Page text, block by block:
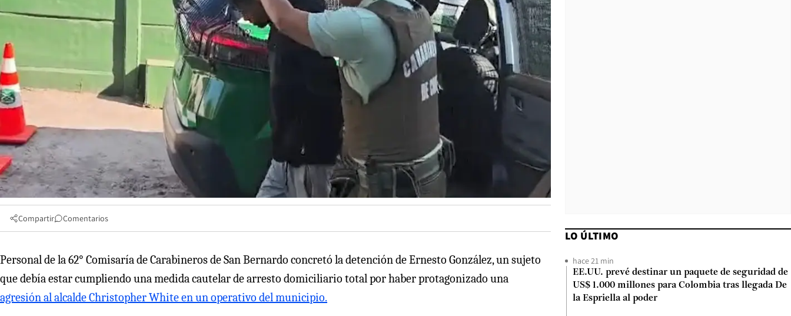
Compartir Comentarios
Personal de la 62° Comisaría de Carabineros de San Bernardo concretó la detención de Ernesto González, un sujeto
que debía estar cumpliendo una medida cautelar de arresto domiciliario total por haber protagonizado una
agresión al alcalde Christopher White en un operativo del municipio.
LO ÚLTIMO
hace 21 min
EE.UU. prevé destinar un paquete de seguridad de
US$ 1.000 millones para Colombia tras llegada De
la Espriella al poder